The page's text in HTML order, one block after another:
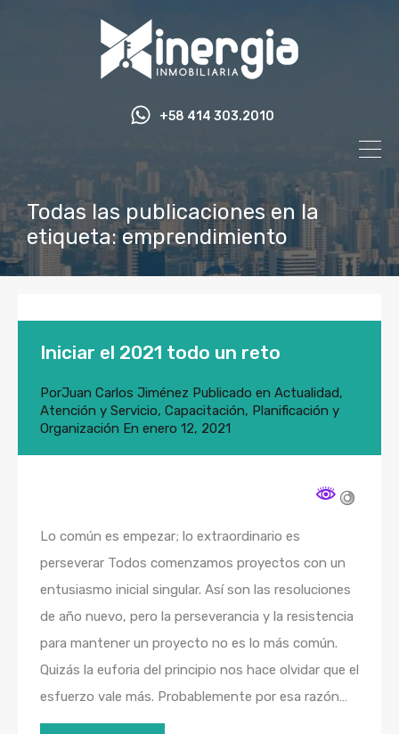
+58 414 303.2010
Todas las publicaciones en la
etiqueta: emprendimiento
Iniciar el 2021 todo un reto
PorJuan Carlos Jiménez Publicado en Actualidad,
Atención y Servicio, Capacitación, Planificación y
Organización En enero 12, 2021
Lo común es empezar; lo extraordinario es
perseverar Todos comenzamos proyectos con un
entusiasmo inicial singular. Así son las resoluciones
de año nuevo, pero la perseverancia y la resistencia
para mantener un proyecto no es lo más común.
Quizás la euforia del principio nos hace olvidar que el
esfuerzo vale más. Probablemente por esa razón…